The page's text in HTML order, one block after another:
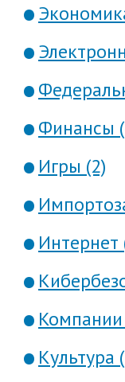
Финансы
Игры (2)
Интернет
Компании
Культура